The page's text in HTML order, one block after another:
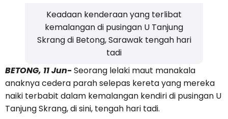
Keadaan kenderaan yang terlibat
kemalangan di pusingan U Tanjung
Skrang di Betong, Sarawak tengah hari
tadi
BETONG, 11 Jun-Seorang lelaki maut manakala
anaknya cedera parah selepas kereta yang mereka
naiki terbabit dalam kemalangan kendiri di pusingan U
Tanjung Skrang, di sini, tengah hari tadi.